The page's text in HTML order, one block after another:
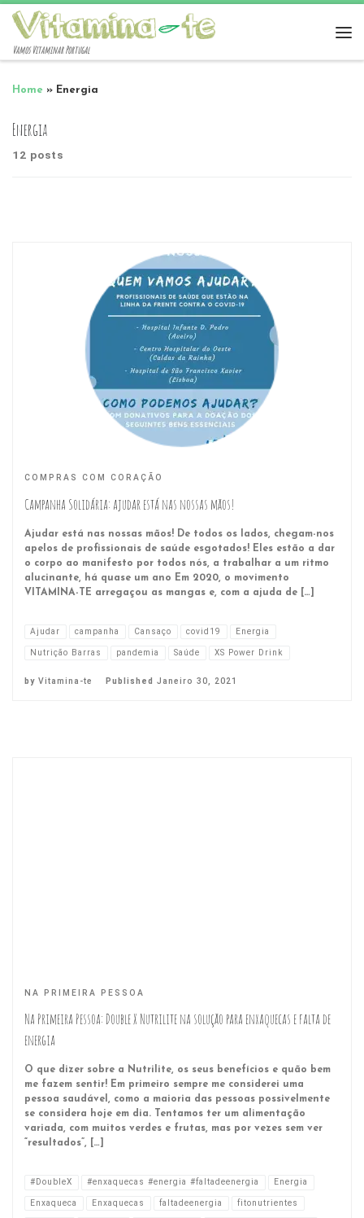
Vamos Vitaminar Portugal
Home » Energia
Energia
12 posts
COMPRAS COM CORAÇÃO
Campanha Solidária: ajudar está nas nossas mãos!
Ajudar está nas nossas mãos! De todos os lados, chegam-nos
apelos de profissionais de saúde esgotados! Eles estão a dar
o corpo ao manifesto por todos nós, a trabalhar a um ritmo
alucinante, há quase um ano Em 2020, o movimento
VITAMINA-TE arregaçou as mangas e, com a ajuda de […]
Ajudar campanha Cansaço covid19
Energia
Nutrição Barras
pandemia Saúde XS Power Drink
by Vitamina-te Published Janeiro 30, 2021
NA PRIMEIRA PESSOA
Na Primeira Pessoa: Double X Nutrilite na solução para enxaquecas e falta de
energia
O que dizer sobre a Nutrilite, os seus benefícios e quão bem
me fazem sentir! Em primeiro sempre me considerei uma
pessoa saudável, como a maioria das pessoas possivelmente
se considera hoje em dia. Tentamos ter um alimentação
variada, com muitos verdes e frutas, mas por vezes sem ver
“resultados”, […]
#DoubleX #enxaquecas #energia #faltadeenergia
Energia
Enxaqueca
Enxaquecas faltadeenergia
fitonutrientes